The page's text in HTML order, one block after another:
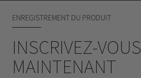
ENREGISTREMENT DU PRODUIT
INSCRIVEZ-VOUS
MAINTENANT